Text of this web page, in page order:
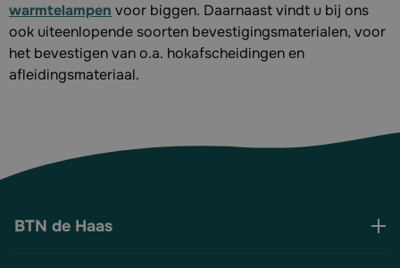
warmtelampen voor biggen. Daarnaast vindt u bij ons
ook uiteenlopende soorten bevestigingsmaterialen, voor
het bevestigen van o.a. hokafscheidingen en
afleidingsmateriaal.
BTN de Haas